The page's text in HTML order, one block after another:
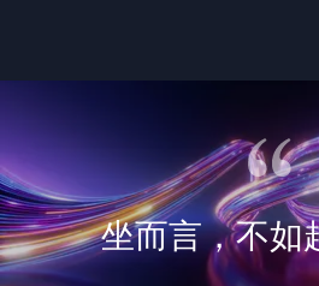
坐而言，不如